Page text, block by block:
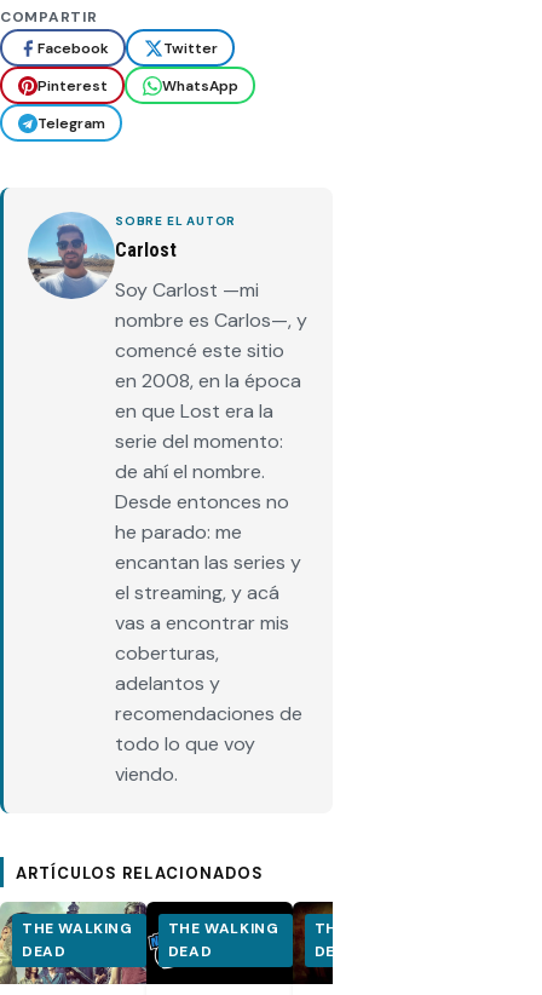
COMPARTIR
Facebook
Twitter
Pinterest
WhatsApp
Telegram
SOBRE EL AUTOR
Carlost
Soy Carlost —mi
nombre es Carlos—, y
comencé este sitio
en 2008, en la época
en que Lost era la
serie del momento:
de ahí el nombre.
Desde entonces no
he parado: me
encantan las series y
el streaming, y acá
vas a encontrar mis
coberturas,
adelantos y
recomendaciones de
todo lo que voy
viendo.
ARTÍCULOS RELACIONADOS
THE WALKING
DEAD
THE WALKING
DEAD
THE WALKING
DEAD